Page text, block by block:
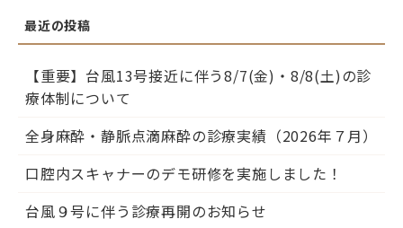
【重要】台風13号接近に伴う8/7(金)・8/8(土)の診
療体制について
全身麻酔・静脈点滴麻酔の診療実績（2026年７月）
口腔内スキャナーのデモ研修を実施しました！
台風９号に伴う診療再開のお知らせ